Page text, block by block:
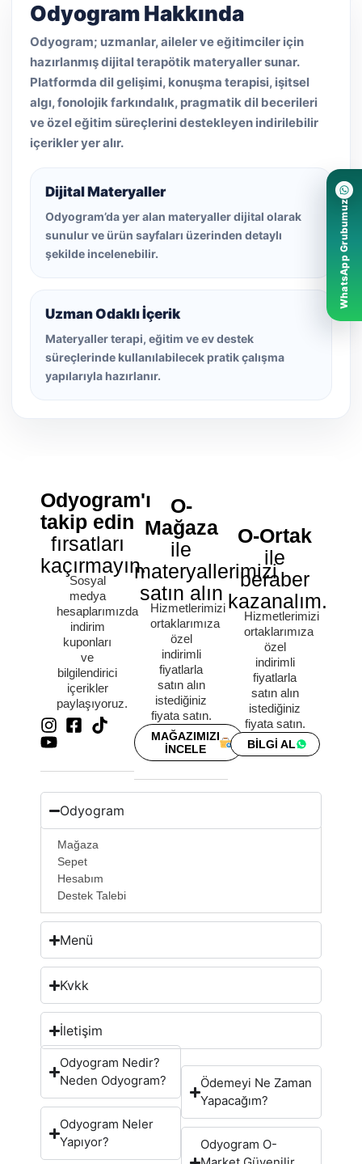
Odyogram Hakkında
Odyogram; uzmanlar, aileler ve eğitimciler için
hazırlanmış dijital terapötik materyaller sunar.
Platformda dil gelişimi, konuşma terapisi, işitsel
algı, fonolojik farkındalık, pragmatik dil becerileri
ve özel eğitim süreçlerini destekleyen indirilebilir
içerikler yer alır.
Dijital Materyaller
Odyogram’da yer alan materyaller dijital olarak
sunulur ve ürün sayfaları üzerinden detaylı
şekilde incelenebilir.
Uzman Odaklı İçerik
Materyaller terapi, eğitim ve ev destek
süreçlerinde kullanılabilecek pratik çalışma
yapılarıyla hazırlanır.
Odyogram'ı
takip edin
fırsatları
kaçırmayın.
Sosyal
medya
hesaplarımızda
indirim
kuponları
ve
bilgilendirici
içerikler
paylaşıyoruz.
O-
Mağaza
ile
materyallerimizi
satın alın
Hizmetlerimizi
ortaklarımıza
özel
indirimli
fiyatlarla
satın alın
istediğiniz
fiyata satın.
MAĞAZIMIZI
İNCELE
O-Ortak
ile
beraber
kazanalım.
Hizmetlerimizi
ortaklarımıza
özel
indirimli
fiyatlarla
satın alın
istediğiniz
fiyata satın.
BİLGİ AL
Odyogram
Mağaza
Sepet
Hesabım
Destek Talebi
Menü
Kvkk
İletişim
Odyogram Nedir?
Neden Odyogram?
Odyogram Neler
Yapıyor?
Ödemeyi Ne Zaman
Yapacağım?
Odyogram O-
WhatsApp Grubumuz